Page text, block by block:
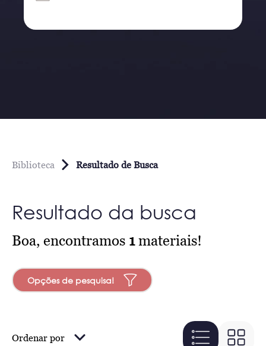
Biblioteca Resultado de Busca
Resultado da busca
Boa, encontramos 1materiais!
Opções de pesquisa!
Ordenar por